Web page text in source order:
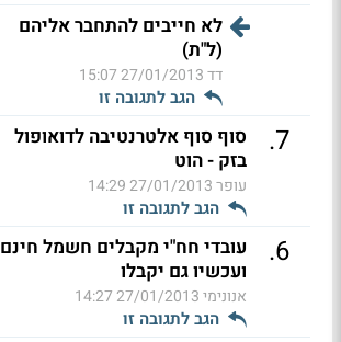
לא חייבים להתחבר אליהם
(ל"ת)
דד27/01/2013 15:07
הגב לתגובה זו
7
.
סוף סוף אלטרנטיבה לדואופול
בזק - הוט
עופר27/01/2013 14:29
הגב לתגובה זו
6
.
עובדי חח"י מקבלים חשמל חינם
ועכשיו גם יקבלו
אנונימי27/01/2013 14:27
הגב לתגובה זו